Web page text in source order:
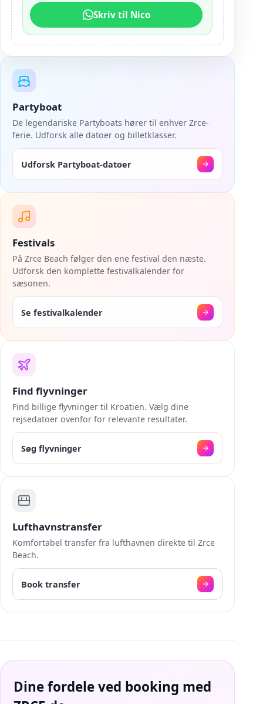
Skriv til Nico
Partyboat
De legendariske Partyboats hører til enhver Zrce-
ferie. Udforsk alle datoer og billetklasser.
Udforsk Partyboat-datoer
Festivals
På Zrce Beach følger den ene festival den næste.
Udforsk den komplette festivalkalender for
sæsonen.
Se festivalkalender
Find flyvninger
Find billige flyvninger til Kroatien. Vælg dine
rejsedatoer ovenfor for relevante resultater.
Søg flyvninger
Lufthavnstransfer
Komfortabel transfer fra lufthavnen direkte til Zrce
Beach.
Book transfer
Dine fordele ved booking med